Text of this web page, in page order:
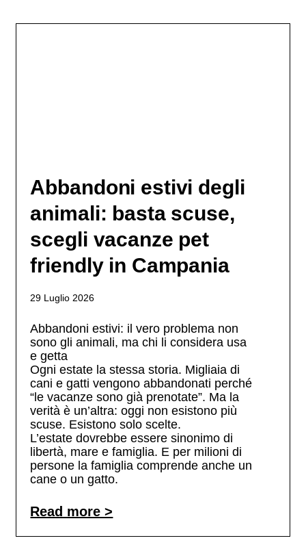
Abbandoni estivi degli
animali: basta scuse,
scegli vacanze pet
friendly in Campania
29 Luglio 2026
Abbandoni estivi: il vero problema non
sono gli animali, ma chi li considera usa
e getta
Ogni estate la stessa storia. Migliaia di
cani e gatti vengono abbandonati perché
“le vacanze sono già prenotate”. Ma la
verità è un’altra: oggi non esistono più
scuse. Esistono solo scelte.
L’estate dovrebbe essere sinonimo di
libertà, mare e famiglia. E per milioni di
persone la famiglia comprende anche un
cane o un gatto.
Read more >